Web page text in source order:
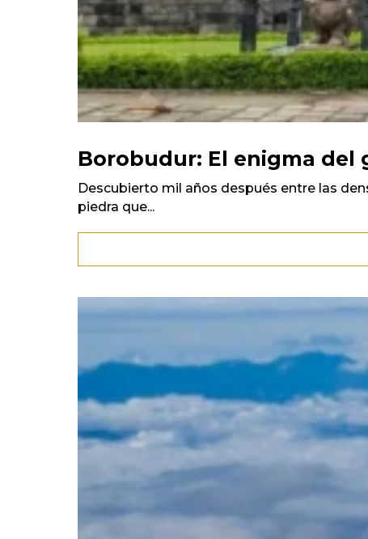
Borobudur: El enigma del
Descubierto mil años después entre las
piedra que...